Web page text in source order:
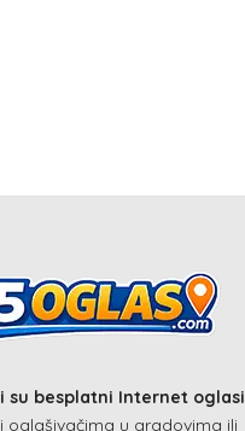
su besplatni Internet oglasi
oglašivačima u gradovima ili